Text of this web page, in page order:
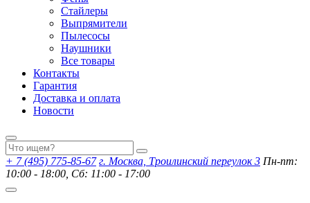
Стайлеры
Выпрямители
Пылесосы
Наушники
Все товары
Контакты
Гарантия
Доставка и оплата
Новости
+ 7 (495) 775-85-67 г. Москва, Троилинский переулок 3 Пн-пт:
10:00 - 18:00, Сб: 11:00 - 17:00